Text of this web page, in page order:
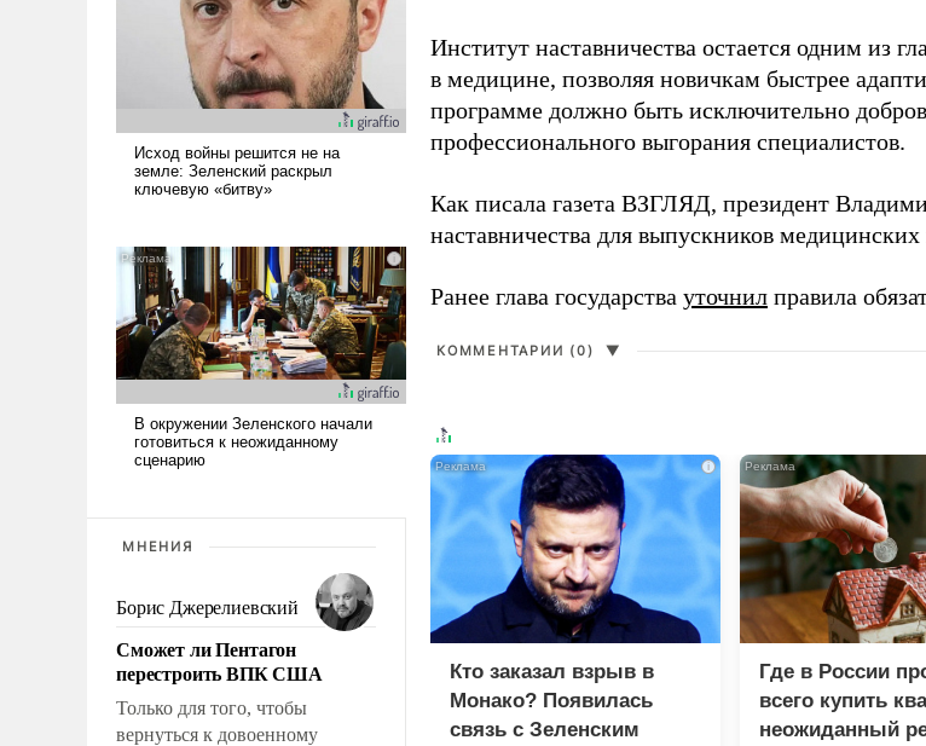
МНЕНИЯ
Борис Джерелиевский
Сможет ли Пентагон
перестроить ВПК США
Только для того, чтобы
вернуться к довоенному
Институт наставничества остается одним из
в медицине, позволяя новичкам быстрее
программе должно быть исключительно
профессионального выгорания специалистов.
Как писала газета ВЗГЛЯД, президент
наставничества для выпускников медицинских
Ранее глава государства уточнил правила
КОММЕНТАРИИ (0) ▼
i
Кто заказал взрыв в
Монако? Появилась
связь с Зеленским
Где в России
всего купить
неожиданный